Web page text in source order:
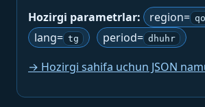
Hozirgi parametrlar: region=
lang= tg period= dhuhr
→ Hozirgi sahifa uchun JSON